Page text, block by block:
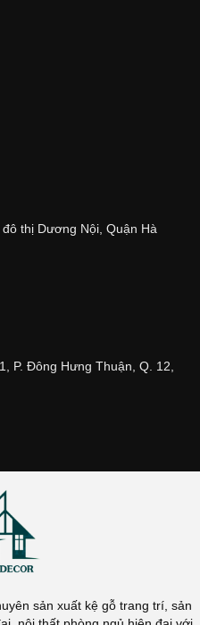
thị Dương Nội, Quận Hà
P. Đông Hưng Thuận, Q. 12,
sản xuất kệ gỗ trang trí, sản